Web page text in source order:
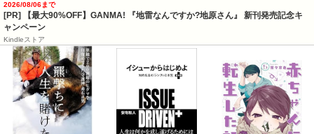
2026/08/06まで
[PR] 【最大90%OFF】GANMA! 『地雷なんですか?地原さん』 新刊発売記念キ
ャンペーン
Kindleストア